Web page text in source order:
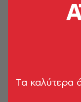
Asteria
εκδηλώσεις
για όλη την
Με φόντο τη
δημιουργίας
Tα καλύτερα